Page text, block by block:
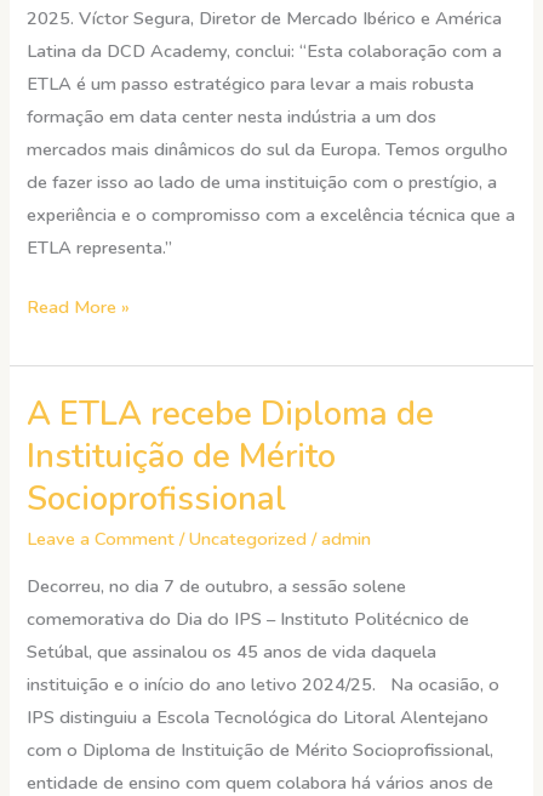
2025. Víctor Segura, Diretor de Mercado Ibérico e América
Latina da DCD Academy, conclui: “Esta colaboração com a
ETLA é um passo estratégico para levar a mais robusta
formação em data center nesta indústria a um dos
mercados mais dinâmicos do sul da Europa. Temos orgulho
de fazer isso ao lado de uma instituição com o prestígio, a
experiência e o compromisso com a excelência técnica que a
ETLA representa.”
Read More »
A ETLA recebe Diploma de
Instituição de Mérito
Socioprofissional
Leave a Comment /Uncategorized /admin
Decorreu, no dia 7 de outubro, a sessão solene
comemorativa do Dia do IPS – Instituto Politécnico de
Setúbal, que assinalou os 45 anos de vida daquela
instituição e o início do ano letivo 2024/25. Na ocasião, o
IPS distinguiu a Escola Tecnológica do Litoral Alentejano
com o Diploma de Instituição de Mérito Socioprofissional,
entidade de ensino com quem colabora há vários anos de
A
ETLA
recebe
Diploma
de
Socioprofissional